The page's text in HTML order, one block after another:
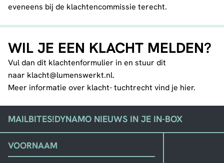
eveneens bij de klachtencommissie terecht.
WIL JE EEN KLACHT MELDEN?
Vul dan dit klachtenformulier in en stuur dit
naar klacht@lumenswerkt.nl.
Meer informatie over klacht- tuchtrecht vind je hier.
MAILBITES!DYNAMO NIEUWS IN JE IN-BOX